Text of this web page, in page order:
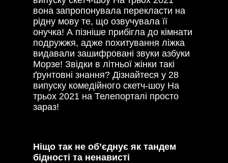
вона запропонувала перекласти на
рідну мову те, що озвучувала її
онучка! А пізніше прибігла до кімнати
подружжя, адже похитування ліжка
видавали зашифровані звуки азбуки
Морзе! Звідки в літньої жінки такі
ґрунтовні знання? Дізнайтеся у 28
випуску комедійного скетч-шоу На
трьох 2021 на Телепорталі просто
зараз!
Ніщо так не об’єднує як тандем
бідності та ненависті